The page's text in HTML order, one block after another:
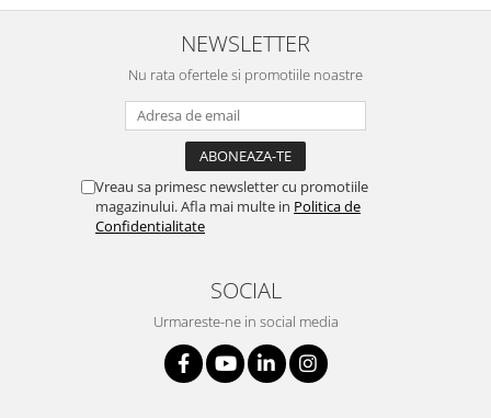
NEWSLETTER
Nu rata ofertele si promotiile noastre
Vreau sa primesc newsletter cu promotiile
magazinului. Afla mai multe in Politica de
Confidentialitate
SOCIAL
Urmareste-ne in social media